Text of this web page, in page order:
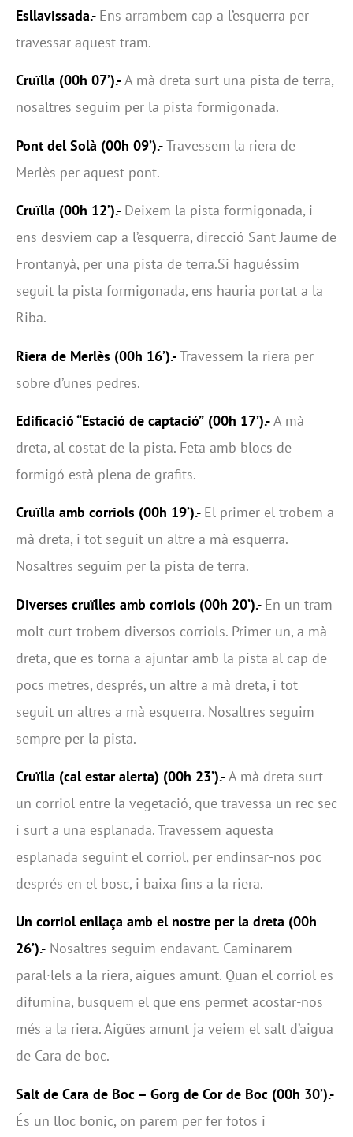
Esllavissada.- Ens arrambem cap a l’esquerra per
travessar aquest tram.
Cruïlla (00h 07’).-A mà dreta surt una pista de terra,
nosaltres seguim per la pista formigonada.
Pont del Solà (00h 09’).-Travessem la riera de
Merlès per aquest pont.
Cruïlla (00h 12’).- Deixem la pista formigonada, i
ens desviem cap a l’esquerra, direcció Sant Jaume de
Frontanyà, per una pista de terra.Si haguéssim
seguit la pista formigonada, ens hauria portat a la
Riba.
Riera de Merlès (00h 16’).-Travessem la riera per
sobre d’unes pedres.
Edificació “Estació de captació” (00h 17’).-A mà
dreta, al costat de la pista. Feta amb blocs de
formigó està plena de grafits.
Cruïlla amb corriols (00h 19’).- El primer el trobem a
mà dreta, i tot seguit un altre a mà esquerra.
Nosaltres seguim per la pista de terra.
Diverses cruïlles amb corriols (00h 20’).- En un tram
molt curt trobem diversos corriols. Primer un, a mà
dreta, que es torna a ajuntar amb la pista al cap de
pocs metres, després, un altre a mà dreta, i tot
seguit un altres a mà esquerra. Nosaltres seguim
sempre per la pista.
Cruïlla (cal estar alerta) (00h 23’).-A mà dreta surt
un corriol entre la vegetació, que travessa un rec sec
i surt a una esplanada. Travessem aquesta
esplanada seguint el corriol, per endinsar-nos poc
després en el bosc, i baixa fins a la riera.
Un corriol enllaça amb el nostre per la dreta (00h
26’).- Nosaltres seguim endavant. Caminarem
paral·lels a la riera, aigües amunt. Quan el corriol es
difumina, busquem el que ens permet acostar-nos
més a la riera. Aigües amunt ja veiem el salt d’aigua
de Cara de boc.
Salt de Cara de Boc – Gorg de Cor de Boc (00h 30’).-
És un lloc bonic, on parem per fer fotos i